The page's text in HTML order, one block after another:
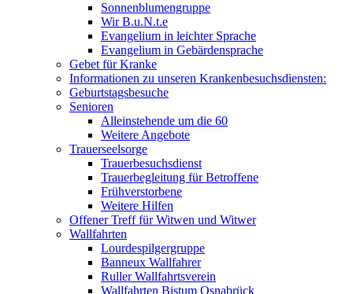
Sonnenblumengruppe
Wir B.u.N.t.e
Evangelium in leichter Sprache
Evangelium in Gebärdensprache
Gebet für Kranke
Informationen zu unseren Krankenbesuchsdiensten:
Geburtstagsbesuche
Senioren
Alleinstehende um die 60
Weitere Angebote
Trauerseelsorge
Trauerbesuchsdienst
Trauerbegleitung für Betroffene
Frühverstorbene
Weitere Hilfen
Offener Treff für Witwen und Witwer
Wallfahrten
Lourdespilgergruppe
Banneux Wallfahrer
Ruller Wallfahrtsverein
Wallfahrten Bistum Osnabrück